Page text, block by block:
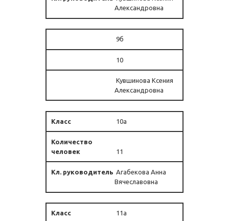
Александровна
9б
10
Кувшинова Ксения
Александровна
10а
11
Агабекова Анна
Вячеславовна
11а